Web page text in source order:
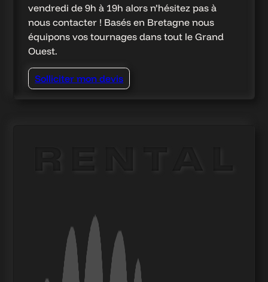
vendredi de 9h à 19h alors n’hésitez pas à
nous contacter ! Basés en Bretagne nous
équipons vos tournages dans tout le Grand
Ouest.
Solliciter mon devis